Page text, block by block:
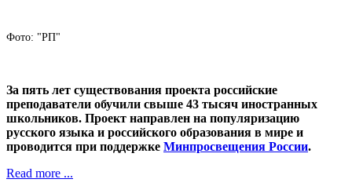
Фото: "РП"
За пять лет существования проекта российские
преподаватели обучили свыше 43 тысяч иностранных
школьников. Проект направлен на популяризацию
русского языка и российского образования в мире и
проводится при поддержке Минпросвещения России.
Read more ...